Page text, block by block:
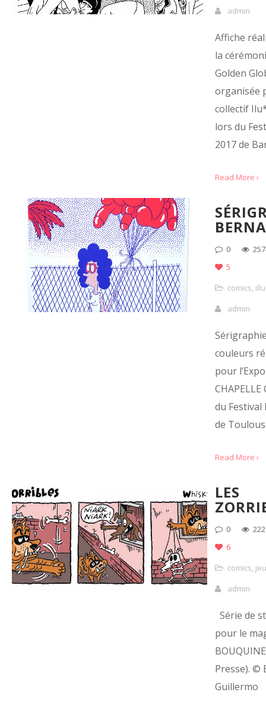
admin
Affiche
la
Golden
organisée
collectif
lors du
2017 de
Read More ›
0
5
comics,
admin
couleurs
pour
CHAPELLE
du Festival
de
Read More ›
LES
0
6
comics,
admin
Série de
pour le
Presse). ©
Guillermo